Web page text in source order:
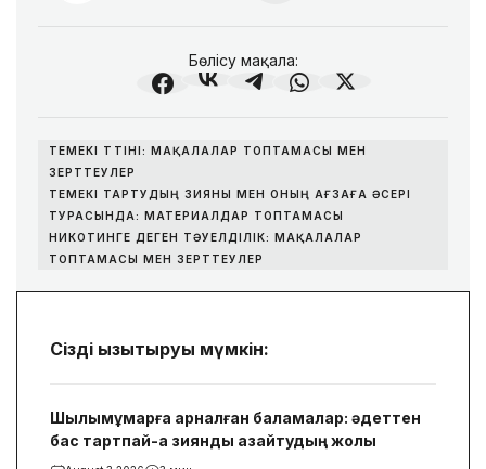
Бөлісу мақала:
ТЕМЕКІ ТҮТІНІ: МАҚАЛАЛАР ТОПТАМАСЫ МЕН
ЗЕРТТЕУЛЕР
ТЕМЕКІ ТАРТУДЫҢ ЗИЯНЫ МЕН ОНЫҢ АҒЗАҒА ӘСЕРІ
ТУРАСЫНДА: МАТЕРИАЛДАР ТОПТАМАСЫ
НИКОТИНГЕ ДЕГЕН ТӘУЕЛДІЛІК: МАҚАЛАЛАР
ТОПТАМАСЫ МЕН ЗЕРТТЕУЛЕР
Сізді қызықтыруы мүмкін:
Шылымқұмарға арналған баламалар: әдеттен
бас тартпай-ақ зиянды азайтудың жолы